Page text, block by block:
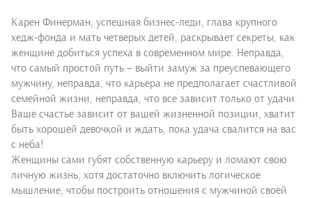
Карен Финерман, успешная бизнес-леди, глава крупного
хедж-фонда и мать четверых детей, раскрывает секреты, как
женщине добиться успеха в современном мире. Неправда,
что самый простой путь – выйти замуж за преуспевающего
мужчину, неправда, что карьера не предполагает счастливой
семейной жизни, неправда, что все зависит только от удачи.
Ваше счастье зависит от вашей жизненной позиции, хватит
быть хорошей девочкой и ждать, пока удача свалится на вас
с неба!
Женщины сами губят собственную карьеру и ломают свою
личную жизнь, хотя достаточно включить логическое
мышление, чтобы построить отношения с мужчиной своей